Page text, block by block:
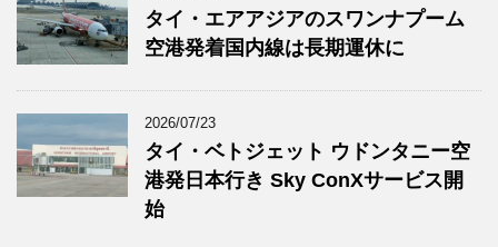
タイ・エアアジアのスワンナプーム
空港発着国内線は長期運休に
2026/07/23
タイ・ベトジェット ウドンタニー空
港発日本行き Sky ConXサービス開
始